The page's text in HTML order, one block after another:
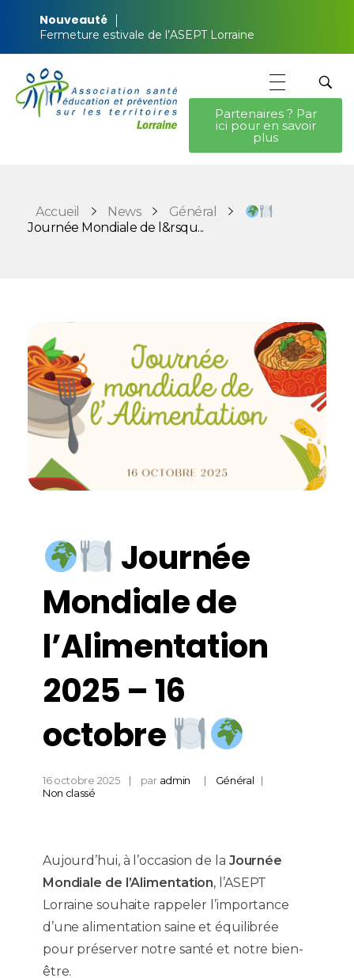
Nouveauté
Fermeture estivale de l’ASEPT Lorraine
Partenaires ? Par
ici pour en savoir
plus
Accueil News
Général
Journée Mondiale de l&rsqu...
Journée
Mondiale de
l’Alimentation
2025 – 16
octobre
16 octobre 2025 par admin
Général
Non classé
Aujourd’hui, à l’occasion de la Journée
Mondiale de l’Alimentation, l’ASEPT
Lorraine souhaite rappeler l’importance
d’une alimentation saine et équilibrée
pour préserver notre santé et notre bien-
être.